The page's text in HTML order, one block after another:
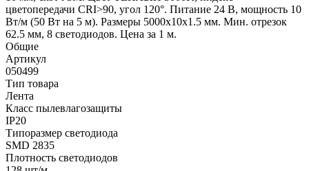
цветопередачи CRI>90, угол 120°. Питание 24 В, мощность 10
Вт/м (50 Вт на 5 м). Размеры 5000x10x1.5 мм. Мин. отрезок
62.5 мм, 8 светодиодов. Цена за 1 м.
Общие
Артикул
050499
Тип товара
Лента
Класс пылевлагозащиты
IP20
Типоразмер светодиода
SMD 2835
Плотность светодиодов